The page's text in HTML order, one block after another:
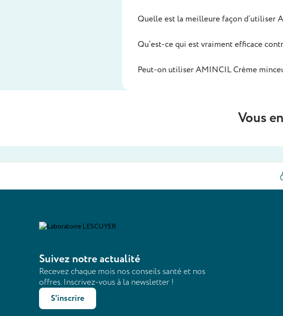
Quelle est la meilleure façon d’utiliser
Qu’est-ce qui est vraiment efficace
Peut-on utiliser AMINCIL Crème
Vous
Suivez notre actualité
Recevez chaque mois nos conseils santé et nos
offres. Inscrivez-vous à la newsletter !
S'inscrire